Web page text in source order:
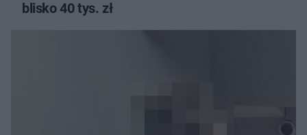
blisko 40 tys. zł